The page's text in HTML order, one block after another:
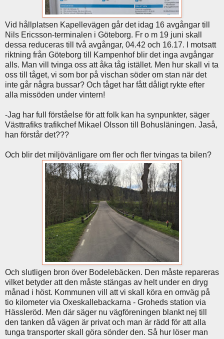
Vid hållplatsen Kapellevägen går det idag 16 avgångar till
Nils Ericsson-terminalen i Göteborg. Fr o m 19 juni skall
dessa reduceras till två avgångar, 04.42 och 16.17. I motsatt
riktning från Göteborg till Kampenhof blir det inga avgångar
alls. Man vill tvinga oss att åka tåg istället. Men hur skall vi ta
oss till tåget, vi som bor på vischan söder om stan när det
inte går några bussar? Och tåget har fått dåligt rykte efter
alla missöden under vintern!
-Jag har full förståelse för att folk kan ha synpunkter, säger
Västtrafiks trafikchef Mikael Olsson till Bohusläningen. Jaså,
han förstår det???
Och blir det miljövänligare om fler och fler tvingas ta bilen?
Och slutligen bron över Bodelebäcken. Den måste repareras
vilket betyder att den måste stängas av helt under en dryg
månad i höst. Kommunen vill att vi skall köra en omväg på
tio kilometer via Oxeskallebackarna - Groheds station via
Hässleröd. Men där säger nu vägföreningen blankt nej till
den tanken då vägen är privat och man är rädd för att alla
tunga transporter skall göra sönder den. Så hur löser man